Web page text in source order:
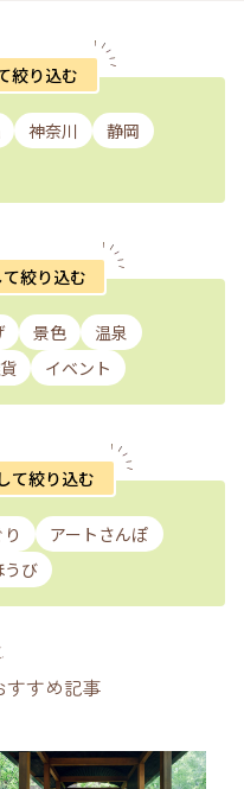
絞り込む
神奈川
静岡
絞り込む
景色
温泉
イベント
て絞り込む
アートさんぽ
うび
すすめ記事